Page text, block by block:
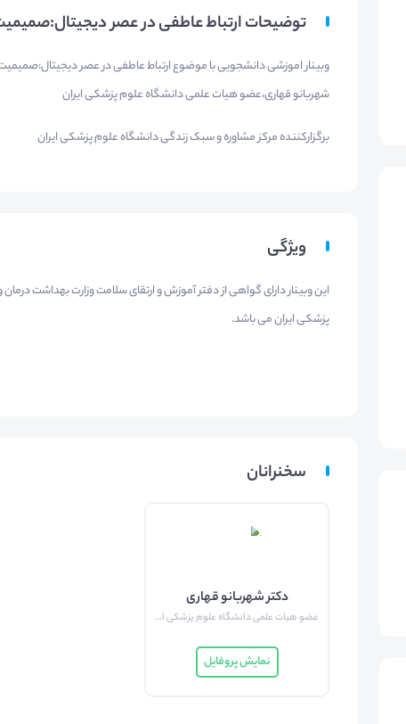
توضیحات ارتباط عاطفی در عصر
وبینار اموزشی دانشجویی با موضوع ارتباط عاطفی در عصر
شهربانو قهاری،عضو هیات علمی دانشگاه علوم پزشکی ایران
برگزارکننده مرکز مشاوره و سبک زندگی دانشگاه علوم پزشکی ایران
ویژگی
این وبینار دارای گواهی از دفتر آموزش و ارتقای سلامت وزارت بهداشت
پزشکی ایران می باشد.
سخنرانان
دکتر شهربانو قهاری
عضو هیات علمی دانشگاه علوم پزشکی ایران
نمایش پروفایل